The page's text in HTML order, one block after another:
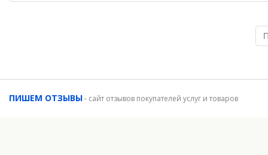
ПИШЕМ ОТЗЫВЫ- сайт отзывов покупателей услуг и товаров